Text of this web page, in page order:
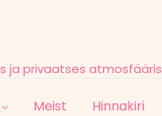
ja privaatses atmosfääris
Meist Hinnakiri